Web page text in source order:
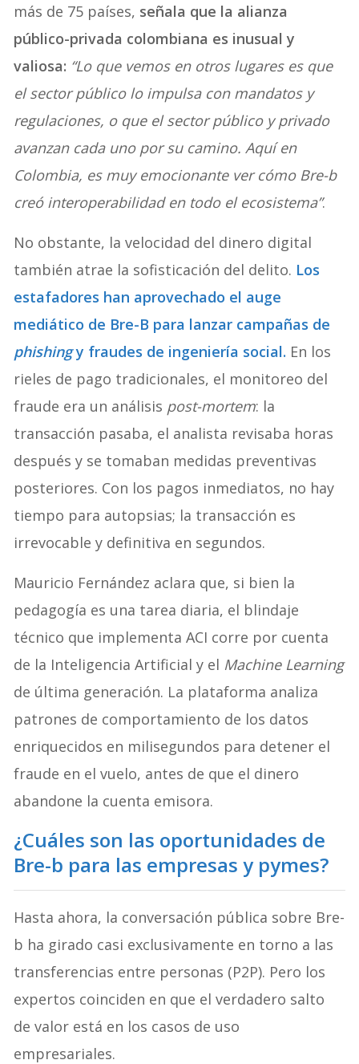
más de 75 países, señala que la alianza
público-privada colombiana es inusual y
valiosa: “Lo que vemos en otros lugares es que
el sector público lo impulsa con mandatos y
regulaciones, o que el sector público y privado
avanzan cada uno por su camino. Aquí en
Colombia, es muy emocionante ver cómo Bre-b
creó interoperabilidad en todo el ecosistema”.
No obstante, la velocidad del dinero digital
también atrae la sofisticación del delito. Los
estafadores han aprovechado el auge
mediático de Bre-B para lanzar campañas de
phishingy fraudes de ingeniería social. En los
rieles de pago tradicionales, el monitoreo del
fraude era un análisis post-mortem: la
transacción pasaba, el analista revisaba horas
después y se tomaban medidas preventivas
posteriores. Con los pagos inmediatos, no hay
tiempo para autopsias; la transacción es
irrevocable y definitiva en segundos.
Mauricio Fernández aclara que, si bien la
pedagogía es una tarea diaria, el blindaje
técnico que implementa ACI corre por cuenta
de la Inteligencia Artificial y el Machine Learning
de última generación. La plataforma analiza
patrones de comportamiento de los datos
enriquecidos en milisegundos para detener el
fraude en el vuelo, antes de que el dinero
abandone la cuenta emisora.
¿Cuáles son las oportunidades de
Bre-b para las empresas y pymes?
Hasta ahora, la conversación pública sobre Bre-
b ha girado casi exclusivamente en torno a las
transferencias entre personas (P2P). Pero los
expertos coinciden en que el verdadero salto
de valor está en los casos de uso
empresariales.